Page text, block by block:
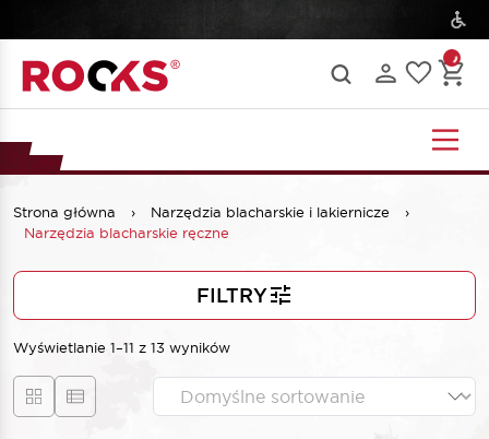
Strona główna › Narzędzia blacharskie i lakiernicze
›
Narzędzia blacharskie ręczne
FILTRY
Wyświetlanie 1–11 z 13 wyników